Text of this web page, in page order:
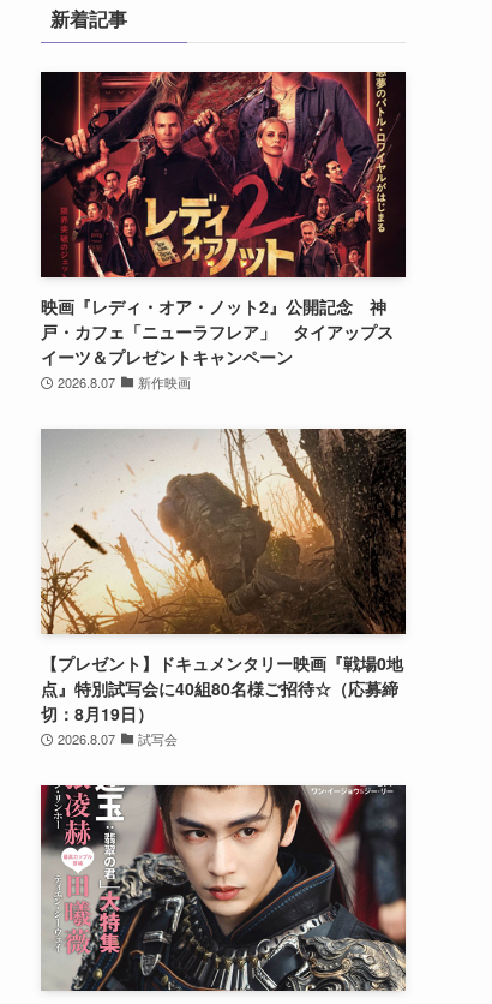
新着記事
映画『レディ・オア・ノット2』公開記念 神
戸・カフェ「ニューラフレア」 タイアップス
イーツ＆プレゼントキャンペーン
2026.8.07 新作映画
【プレゼント】ドキュメンタリー映画『戦場0地
点』特別試写会に40組80名様ご招待☆（応募締
切：8月19日）
2026.8.07 試写会